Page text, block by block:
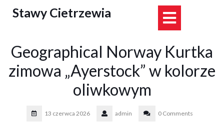
Stawy Cietrzewia
Geographical Norway Kurtka
zimowa „Ayerstock” w kolorze
oliwkowym
13 czerwca 2026 admin 0 Comments